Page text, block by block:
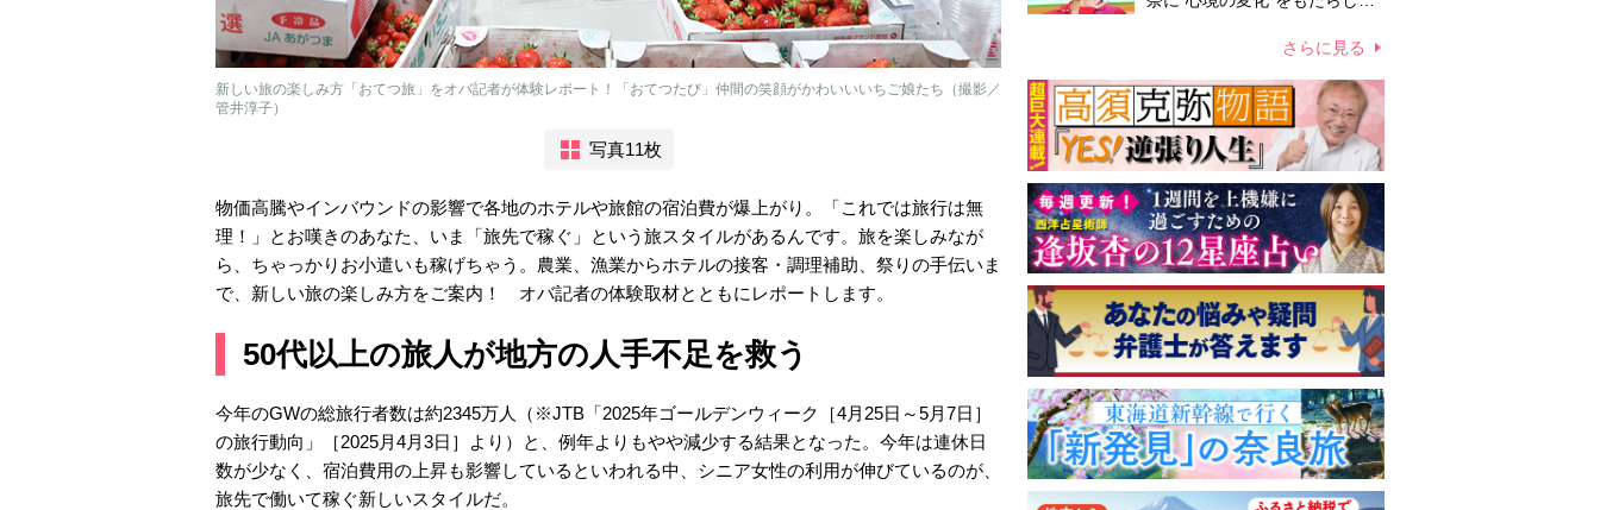
新しい旅の楽しみ方「おてつ旅」をオバ記者が体験レポート！「おてつたび」仲間の笑顔がかわいいいちご娘たち（撮影／
管井淳子）
写真11枚
物価高騰やインバウンドの影響で各地のホテルや旅館の宿泊費が爆上がり。「これでは旅行は無
理！」とお嘆きのあなた、いま「旅先で稼ぐ」という旅スタイルがあるんです。旅を楽しみなが
ら、ちゃっかりお小遣いも稼げちゃう。農業、漁業からホテルの接客・調理補助、祭りの手伝いま
で、新しい旅の楽しみ方をご案内！ オバ記者の体験取材とともにレポートします。
50代以上の旅人が地方の人手不足を救う
今年のGWの総旅行者数は約2345万人（※JTB「2025年ゴールデンウィーク［4月25日～5月7日］
の旅行動向」［2025月4月3日］より）と、例年よりもやや減少する結果となった。今年は連休日
数が少なく、宿泊費用の上昇も影響しているといわれる中、シニア女性の利用が伸びているのが、
旅先で働いて稼ぐ新しいスタイルだ。
って「がんに蝕まれる母」を演
さらに見る